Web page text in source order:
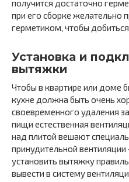
получится достаточно
при его сборке желательно
герметиком, чтобы
Установка и
вытяжки
Чтобы в квартире или доме
кухне должна быть очень
своевременного удаления
пищи естественная
над плитой вешают
принудительной
установить вытяжку
вывести в систему